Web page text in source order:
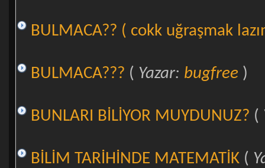
BULMACA?? ( cokk uğraşmak
BULMACA??? ( Yazar: bugfree )
BUNLARI BİLİYOR MUYDUNUZ? (
BİLİM TARİHİNDE MATEMATİK(